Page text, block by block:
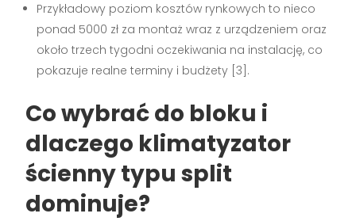
Przykładowy poziom kosztów rynkowych to nieco
ponad 5000 zł za montaż wraz z urządzeniem oraz
około trzech tygodni oczekiwania na instalację, co
pokazuje realne terminy i budżety [3] .
Co wybrać do bloku i
dlaczego klimatyzator
ścienny typu split
dominuje?